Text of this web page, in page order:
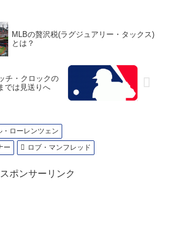
MLBの贅沢税(ラグジュアリー・タックス)
とは？
チ・クロックの
では見送りへ
・ローレンツェン
ー
ロブ・マンフレッド
スポンサーリンク